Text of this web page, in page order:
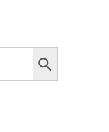
Search Button